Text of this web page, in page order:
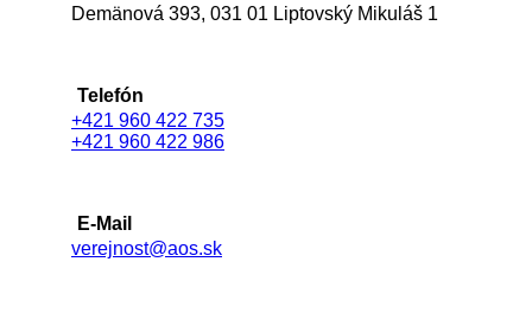
Demänová 393, 031 01 Liptovský Mikuláš 1
Telefón
+421 960 422 735
+421 960 422 986
E-Mail
verejnost@aos.sk